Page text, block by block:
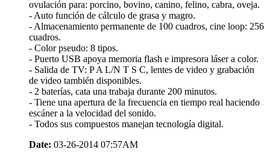
ovulación para: porcino, bovino, canino, felino, cabra, oveja.
- Auto función de cálculo de grasa y magro.
- Almacenamiento permanente de 100 cuadros, cine loop: 256
cuadros.
- Color pseudo: 8 tipos.
- Puerto USB apoya memoria flash e impresora láser a color.
- Salida de TV: P A L/N T S C, lentes de video y grabación
de video también disponibles.
- 2 baterías, cata una trabaja durante 200 minutos.
- Tiene una apertura de la frecuencia en tiempo real haciendo
escáner a la velocidad del sonido.
- Todos sus compuestos manejan tecnología digital.
Date: 03-26-2014 07:57AM